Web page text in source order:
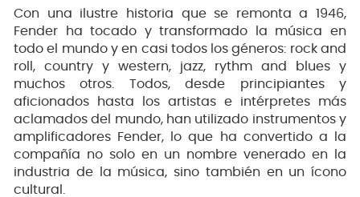
Con una ilustre historia que se remonta a 1946,
Fender ha tocado y transformado la música en
todo el mundo y en casi todos los géneros: rock and
roll, country y western, jazz, rythm and blues y
muchos otros. Todos, desde principiantes y
aficionados hasta los artistas e intérpretes más
aclamados del mundo, han utilizado instrumentos y
amplificadores Fender, lo que ha convertido a la
compañía no solo en un nombre venerado en la
industria de la música, sino también en un ícono
cultural.